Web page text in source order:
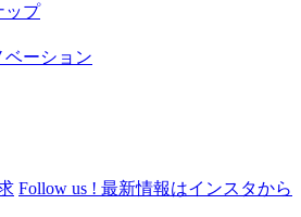
ップ
ベーション
Follow us ! 最新情報はインスタから